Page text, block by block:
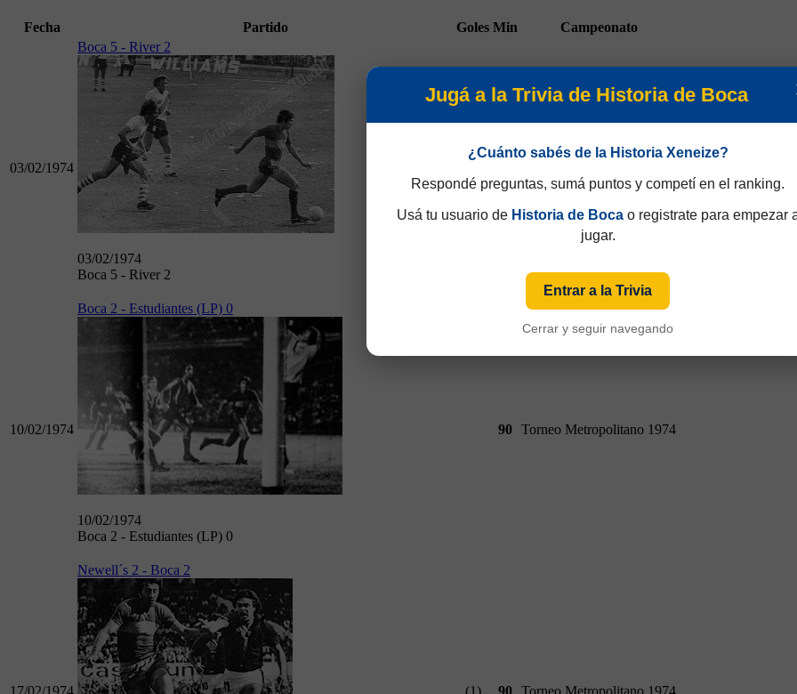
Fecha Partido Goles Min Campeonato
03/02/1974
Boca 5 - River 2
03/02/1974
Boca 5 - River 2
10/02/1974
Boca 2 - Estudiantes (LP) 0
10/02/1974
Boca 2 - Estudiantes (LP) 0
90 Torneo Metropolitano 1974
Newell´s 2 - Boca 2
Jugá a la Trivia de Historia de Boca
¿Cuánto sabés de la Historia Xeneize?
Respondé preguntas, sumá puntos y competí en el ranking.
Usá tu usuario de Historia de Bocao registrate para empezar
jugar.
Entrar a la Trivia
Cerrar y seguir navegando